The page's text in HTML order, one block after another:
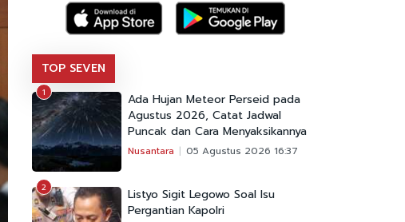
TOP SEVEN
1
Ada Hujan Meteor Perseid pada
Agustus 2026, Catat Jadwal
Puncak dan Cara Menyaksikannya
Nusantara 05 Agustus 2026 16:37
2
Listyo Sigit Legowo Soal Isu
Pergantian Kapolri